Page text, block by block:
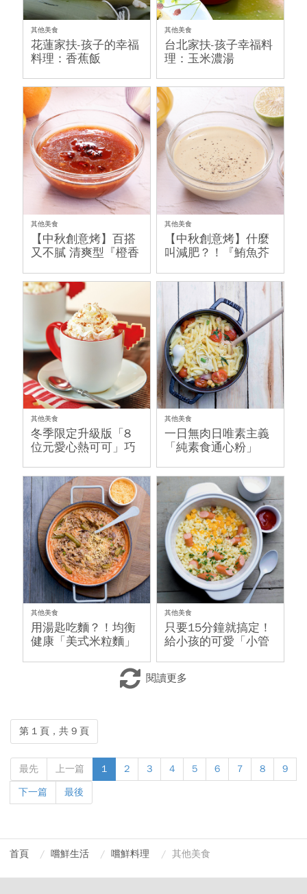
其他美食
花蓮家扶-孩子的幸福
料理：香蕉飯
其他美食
台北家扶-孩子幸福料
理：玉米濃湯
其他美食
【中秋創意烤】百搭
又不膩 清爽型『橙香
其他美食
【中秋創意烤】什麼
叫減肥？！『鮪魚芥
密
其他美食
冬季限定升級版「8
位元愛心熱可可」巧
其他美食
一日無肉日唯素主義
「純素食通心粉」
其他美食
用湯匙吃麵？！均衡
健康「美式米粒麵」
其他美食
只要15分鐘就搞定！
給小孩的可愛「小管
閱讀更多
第 1 頁，共 9 頁
最先 上一篇 1 2 3 4 5 6 7 8
9
下一篇
最後
首頁 嚐鮮生活 嚐鮮料理 其他美食